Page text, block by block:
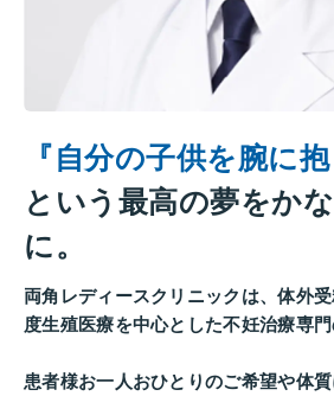
『自分の子供を腕に抱
という最高の夢をか
に。
両角レディースクリニックは、体外
度生殖医療を中心とした不妊治療専門
患者様お一人おひとりのご希望や体